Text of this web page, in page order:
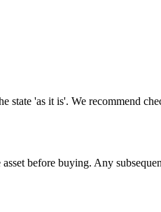
'as it is'. We recommend
before buying. Any